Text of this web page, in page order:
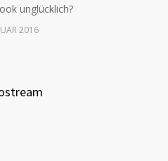
unglücklich?
2016